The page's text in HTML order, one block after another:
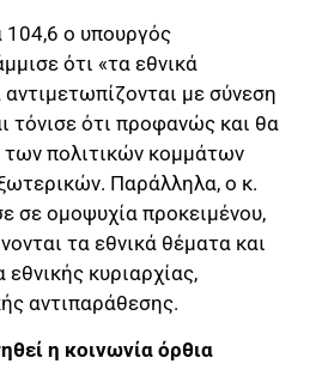
ο υπουργός
ότι «τα εθνικά
με σύνεση
τόνισε ότι προφανώς και θα
πολιτικών κομμάτων
Παράλληλα, ο κ.
σε ομοψυχία προκειμένου,
τα εθνικά θέματα και
κυριαρχίας,
αντιπαράθεσης.
η κοινωνία όρθια